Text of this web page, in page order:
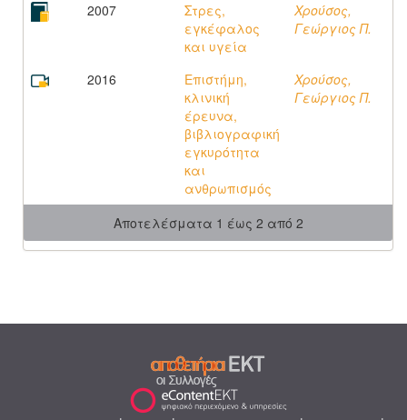
2007
Στρες,
εγκέφαλος
και υγεία
Χρούσος,
Γεώργιος Π.
2016
Επιστήμη,
κλινική
έρευνα,
βιβλιογραφική
εγκυρότητα
και
ανθρωπισμός
Χρούσος,
Γεώργιος Π.
Αποτελέσματα 1 έως 2 από 2